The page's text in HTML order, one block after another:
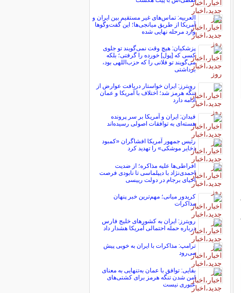
العربیه: تماس‌های غیر مستقیم بین ایران و
آمریکا از طریق میانجی‌ها؛ این گفت‌و‌گو‌ها
وارد مرحله نهایی شده
پزشکیان: هیچ وقت نمی‌گویند تو جلوی
کسی که [پول] خورده را گرفتی؛ بلکه
می‌گویند تو فلانی را که حزب‌اللهی بود،
برداشتی
رویترز: ایران خواستار دریافت عوارض از
تنگه هرمز شد؛ اختلاف با آمریکا و عمان
ادامه دارد
فیدان: ایران و آمریکا بر سر پرونده
هسته‌ای به توافقات اصولی رسیده‌اند
رئیس جمهور آمریکا افشاگران «کمبود
ذخایر موشکی» را تهدید کرد
افراطی‌ها علیه مذاکره؛ از ضدیت
احمدی‌نژاد با دیپلماسی تا نابودی فرصت
احیای برجام در دولت رییسی
کریدور میانی؛ مهم‌ترین خبر پنهان
مذاکرات
رویترز: ایران به کشورهای خلیج فارس
درباره حمله احتمالی آمریکا هشدار داد
ترامپ: مذاکرات با ایران به خوبی پیش
می‌رود
بقایی: توافق با عمان به‌تنهایی به معنای
امن شدن تنگه هرمز برای کشتی‌های
عبوری نیست